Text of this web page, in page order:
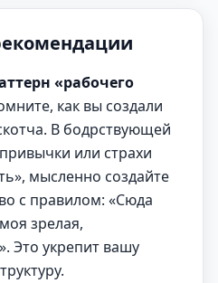
«рабочего
как вы создали
В бодрствующей
или страхи
мысленно создайте
с правилом: «Сюда
зрелая,
Это укрепит вашу